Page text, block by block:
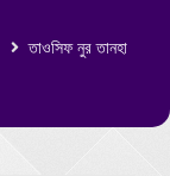
তাওসিফ নুর তানহা